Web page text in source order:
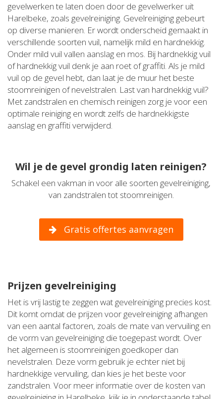
gevelwerken te laten doen door de gevelwerker uit
Harelbeke, zoals gevelreiniging. Gevelreiniging gebeurt
op diverse manieren. Er wordt onderscheid gemaakt in
verschillende soorten vuil, namelijk mild en hardnekkig.
Onder mild vuil vallen aanslag en mos. Bij hardnekkig vuil
of hardnekkig vuil denk je aan roet of graffiti. Als je mild
vuil op de gevel hebt, dan laat je de muur het beste
stoomreinigen of nevelstralen. Last van hardnekkig vuil?
Met zandstralen en chemisch reinigen zorg je voor een
optimale reiniging en wordt zelfs de hardnekkigste
aanslag en graffiti verwijderd.
Wil je de gevel grondig laten reinigen?
Schakel een vakman in voor alle soorten gevelreiniging,
van zandstralen tot stoomreinigen.
Gratis offertes aanvragen
Prijzen gevelreiniging
Het is vrij lastig te zeggen wat gevelreiniging precies kost.
Dit komt omdat de prijzen voor gevelreiniging afhangen
van een aantal factoren, zoals de mate van vervuiling en
de vorm van gevelreiniging die toegepast wordt. Over
het algemeen is stoomreinigen goedkoper dan
nevelstralen. Deze vorm gebruik je echter niet bij
hardnekkige vervuiling, dan kies je het beste voor
zandstralen. Voor meer informatie over de kosten van